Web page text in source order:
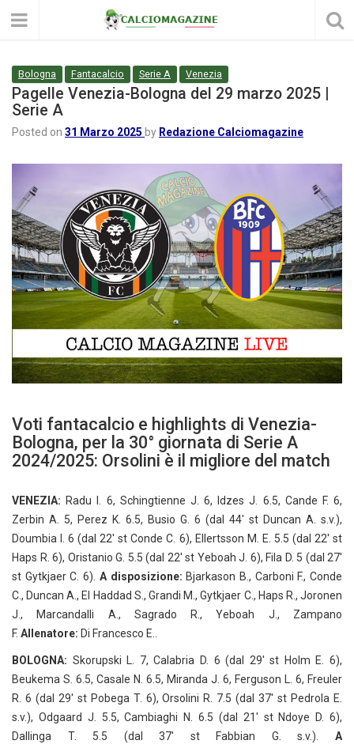
Bologna Fantacalcio Serie A Venezia
Pagelle Venezia-Bologna del 29 marzo 2025 |
Serie A
Posted on 31 Marzo 2025 by Redazione Calciomagazine
Voti fantacalcio e highlights di Venezia-
Bologna, per la 30° giornata di Serie A
2024/2025: Orsolini è il migliore del match
VENEZIA: Radu I. 6, Schingtienne J. 6, Idzes J. 6.5, Cande F. 6,
Zerbin A. 5, Perez K. 6.5, Busio G. 6 (dal 44′ st Duncan A. s.v.),
Doumbia I. 6 (dal 22′ st Conde C. 6), Ellertsson M. E. 5.5 (dal 22′ st
Haps R. 6), Oristanio G. 5.5 (dal 22′ st Yeboah J. 6), Fila D. 5 (dal 27′
st Gytkjaer C. 6). A disposizione: Bjarkason B., Carboni F., Conde
C., Duncan A., El Haddad S., Grandi M., Gytkjaer C., Haps R., Joronen
J., Marcandalli A., Sagrado R., Yeboah J., Zampano
F. Allenatore: Di Francesco E..
BOLOGNA: Skorupski L. 7, Calabria D. 6 (dal 29′ st Holm E. 6),
Beukema S. 6.5, Casale N. 6.5, Miranda J. 6, Ferguson L. 6, Freuler
R. 6 (dal 29′ st Pobega T. 6), Orsolini R. 7.5 (dal 37′ st Pedrola E.
s.v.), Odgaard J. 5.5, Cambiaghi N. 6.5 (dal 21′ st Ndoye D. 6),
Dallinga T. 5.5 (dal 37′ st Fabbian G. s.v.). A